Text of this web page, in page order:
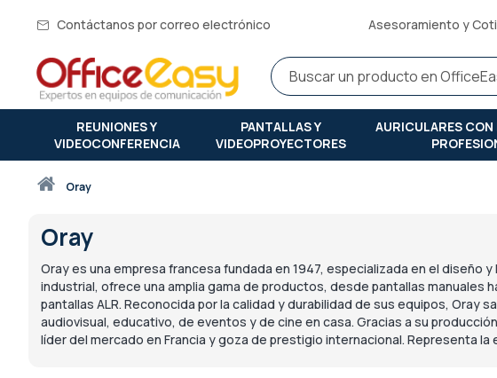
Contáctanos por correo electrónico Asesoramiento y
REUNIONES Y
VIDEOCONFERENCIA
PANTALLAS Y
VIDEOPROYECTORES
AURICULARES
Iniciooray
Oray
Oray es una empresa francesa fundada en 1947, especializada en el diseño
industrial, ofrece una amplia gama de productos, desde pantallas
pantallas ALR. Reconocida por la calidad y durabilidad de sus equipos,
audiovisual, educativo, de eventos y de cine en casa. Gracias a su
líder del mercado en Francia y goza de prestigio internacional. Representa